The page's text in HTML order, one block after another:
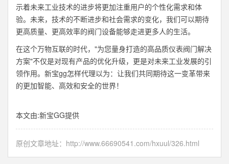
示着未来工业技术的进步将更加注重用户的个性化需求和体
验。未来，技术的不断进步和社会需求的变化，我们可以期待
更高质量、更高效率的阀门设备能够走进更多人的生活。
在这个万物互联的时代，"为您量身打造的高品质仪表阀门解决
方案"不仅是对现有产品的优化升级，更是对未来工业发展的引
领作用。新宝gg怎样代理以为：让我们共同期待这一变革带来
的更加智能、高效和安全的世界！
本文由:新宝GG提供
原创文章地址： http://www.66690541.com/hxuul/326.html